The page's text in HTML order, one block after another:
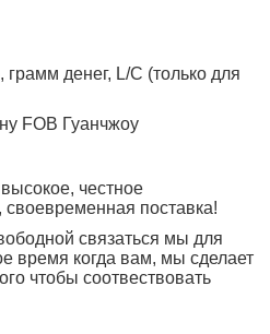
денег, L/C (только для
FOB Гуанчжоу
честное
поставка!
связаться мы для
время когда вам, мы сделает
чтобы соотвествовать